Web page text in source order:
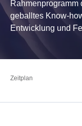
Rahmenprogramm
geballtes Know-
Entwicklung und
Zur Startseite
Zeitplan